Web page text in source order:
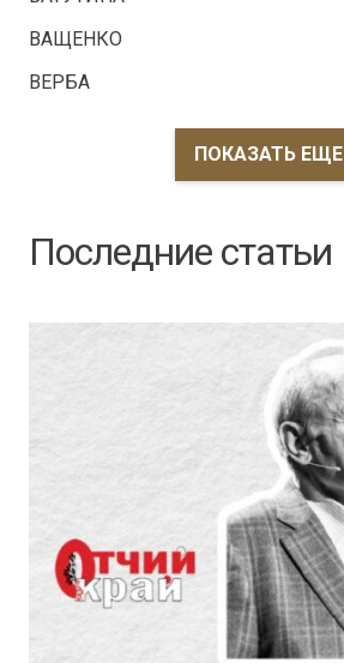
ВАЩЕНКО
ВЕРБА
ПОКАЗАТЬ ЕЩЕ
Последние статьи